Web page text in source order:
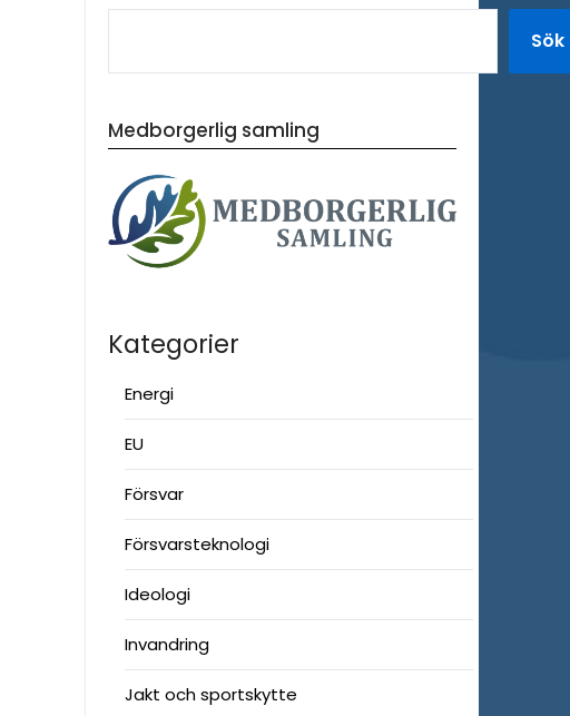
Sök
Medborgerlig samling
Kategorier
Energi
EU
Försvar
Försvarsteknologi
Ideologi
Invandring
Jakt och sportskytte